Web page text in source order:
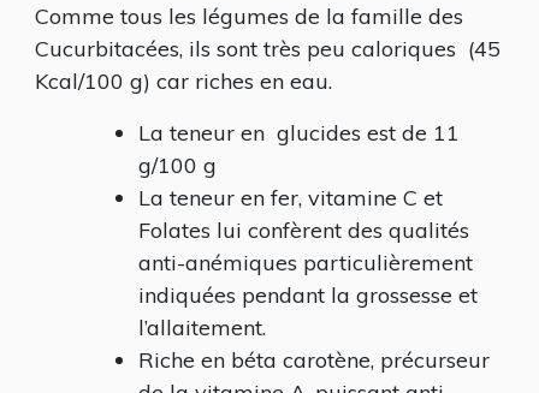
Comme tous les légumes de la famille des
Cucurbitacées, ils sont très peu caloriques (45
Kcal/100 g) car riches en eau.
La teneur en glucides est de 11
g/100 g
La teneur en fer, vitamine C et
Folates lui confèrent des qualités
anti-anémiques particulièrement
indiquées pendant la grossesse et
l’allaitement.
Riche en béta carotène, précurseur